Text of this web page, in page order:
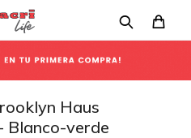
Haus
Blanco-verde